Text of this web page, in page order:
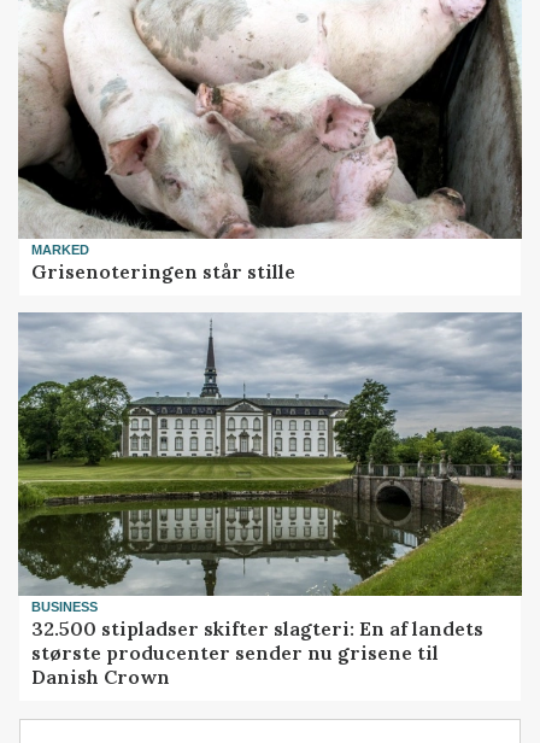
MARKED
Grisenoteringen står stille
BUSINESS
32.500 stipladser skifter slagteri: En af landets
største producenter sender nu grisene til
Danish Crown